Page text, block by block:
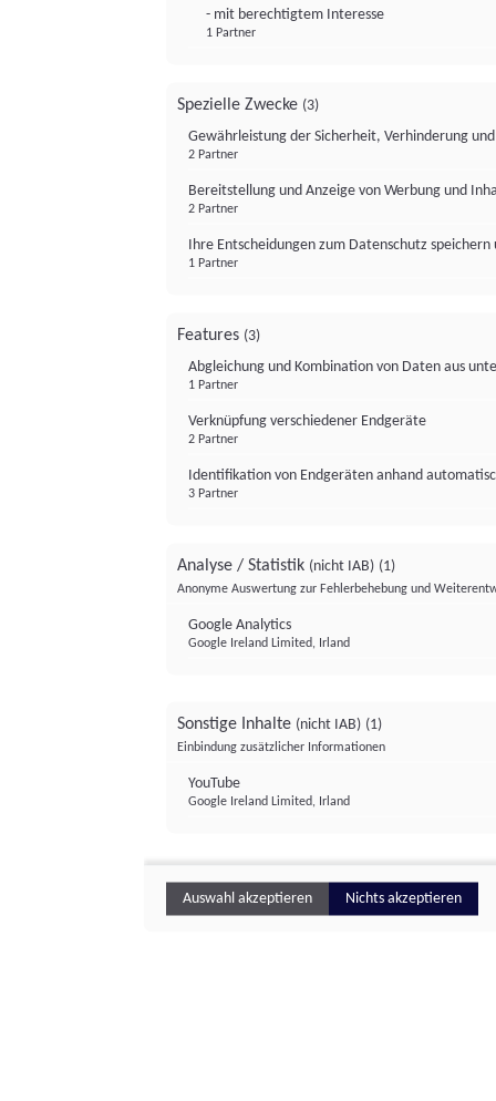
- mit berechtigtem Interesse
1 Partner
Spezielle Zwecke (3)
Gewährleistung der Sicherheit, Verhinderung
2 Partner
Bereitstellung und Anzeige von Werbung und
2 Partner
Ihre Entscheidungen zum Datenschutz
1 Partner
Features (3)
Abgleichung und Kombination von Daten aus
1 Partner
Verknüpfung verschiedener Endgeräte
2 Partner
Identifikation von Endgeräten anhand
3 Partner
Analyse / Statistik (nicht IAB) (1)
Anonyme Auswertung zur Fehlerbehebung und
Google Analytics
Google Ireland Limited, Irland
Sonstige Inhalte (nicht IAB) (1)
Einbindung zusätzlicher Informationen
YouTube
Google Ireland Limited, Irland
Auswahl akzeptieren Nichts akzeptieren